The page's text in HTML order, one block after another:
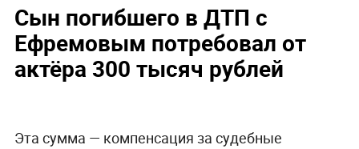
Сын погибшего в ДТП с
Ефремовым потребовал от
актёра 300 тысяч рублей
Эта сумма — компенсация за судебные